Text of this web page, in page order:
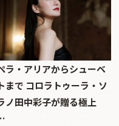
ラ・アリアからシューベ
まで コロラトゥーラ・ソ
ノ田中彩子が贈る極上